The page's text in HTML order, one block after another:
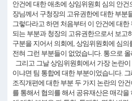
안건에 대한 애초에 상임위원회 심의 안건
장님께서 구청장의 고유권한에 대한 부분
그렇다라고 하면 처음부터 이 안건에 대
되는 부분과 청장의 고유권한으로서 보고
구분을 지어서 의회에, 상임위원회에 심의
전혀 그런 부분들이 없었습니다. 통으로
그리고 그날 상임위원회에서 가장 논란
이냐면 팀 통합에 대한 부분이었습니다.
조직개편에 대한 부분 두 가지 논란의 안
를 통해서 협의를 해서 공유재산은 매각을